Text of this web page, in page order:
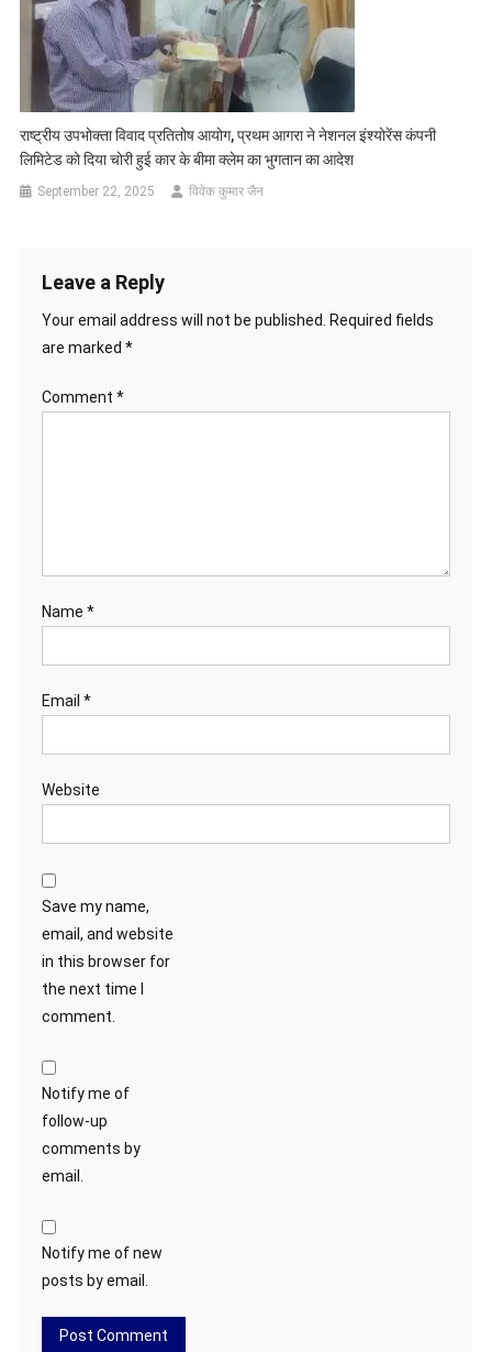
राष्ट्रीय उपभोक्ता विवाद प्रतितोष आयोग, प्रथम आगरा ने नेशनल इंश्योरेंस कंपनी
लिमिटेड को दिया चोरी हुई कार के बीमा क्लेम का भुगतान का आदेश
September 22, 2025 विवेक कुमार जैन
Leave a Reply
Your email address will not be published. Required fields
are marked *
Comment *
Name *
Email *
Website
Save my name,
email, and website
in this browser for
the next time I
comment.
Notify me of
follow-up
comments by
email.
Notify me of new
posts by email.